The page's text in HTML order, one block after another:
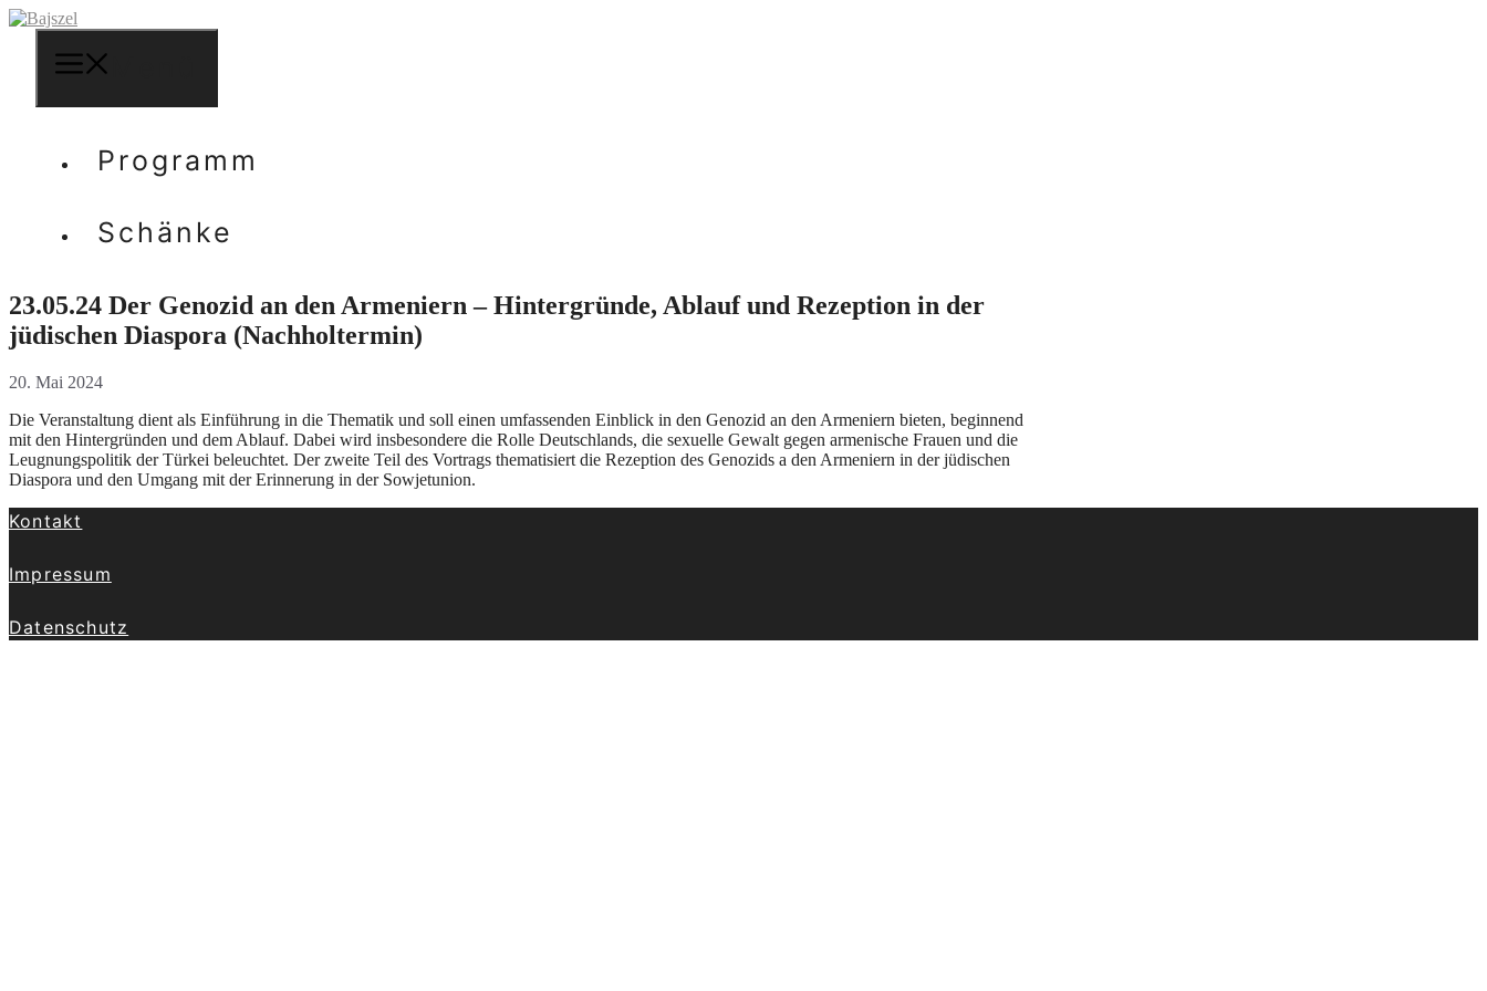
Zum
Inhalt
springen
Programm
Schänke
23.05.24 Der Genozid an den Armeniern – Hintergründe, Ablauf und Rezeption in der
jüdischen Diaspora (Nachholtermin)
20. Mai 2024
Die Veranstaltung dient als Einführung in die Thematik und soll einen umfassenden Einblick in den Genozid an den Armeniern bieten, beginnend
mit den Hintergründen und dem Ablauf. Dabei wird insbesondere die Rolle Deutschlands, die sexuelle Gewalt gegen armenische Frauen und die
Leugnungspolitik der Türkei beleuchtet. Der zweite Teil des Vortrags thematisiert die Rezeption des Genozids a den Armeniern in der jüdischen
Diaspora und den Umgang mit der Erinnerung in der Sowjetunion.
Kontakt
Impressum
Datenschutz